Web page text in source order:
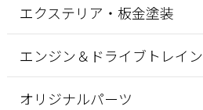
エクステリア・板金塗装
エンジン＆ドライブトレイン
オリジナルパーツ